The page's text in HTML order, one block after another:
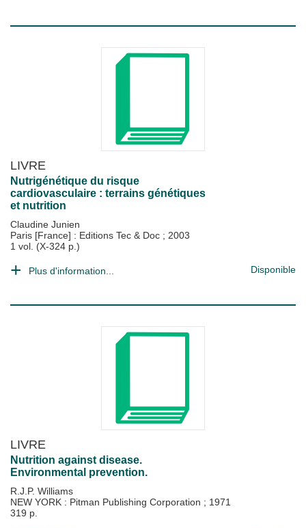
LIVRE
Nutrigénétique du risque
cardiovasculaire : terrains génétiques
et nutrition
Claudine Junien
Paris [France] : Editions Tec & Doc ; 2003
1 vol. (X-324 p.)
Plus d'information... Disponible
LIVRE
Nutrition against disease.
Environmental prevention.
R.J.P. Williams
NEW YORK : Pitman Publishing Corporation ; 1971
319 p.